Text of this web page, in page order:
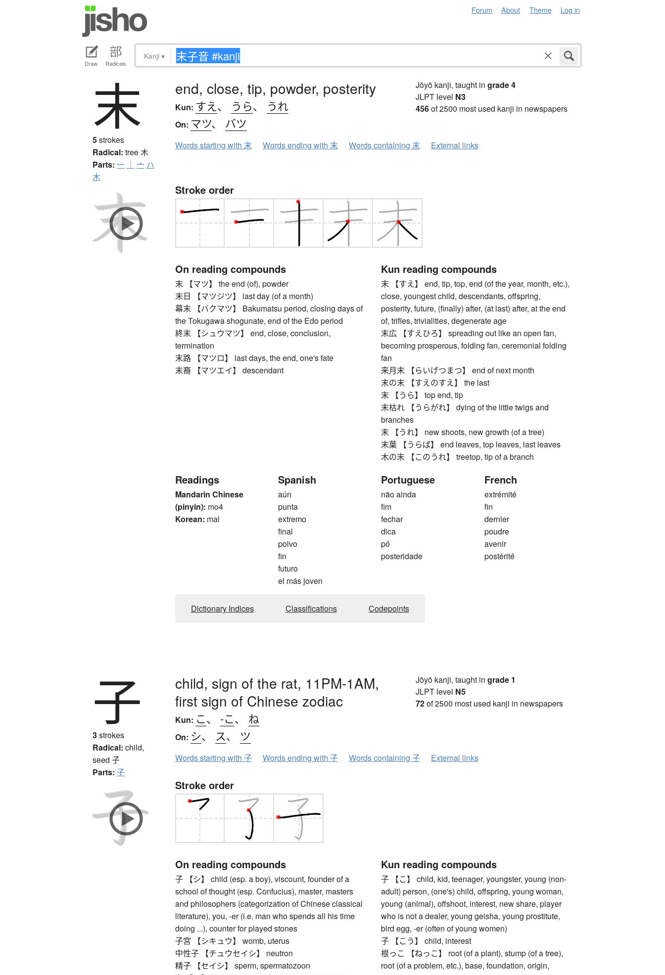
Forum About Theme Log in
Draw Radicals
Kanji ▾
末
5strokes
Radical: tree木
Parts: 一 ｜ 亠 ハ
木
end, close, tip, powder, posterity
Kun: すえ 、 うら、 うれ
On: マツ、 バツ
Jōyō kanji, taught in grade 4
JLPT level N3
456of 2500 most used kanji in newspapers
Words starting with 末 Words ending with 末 Words containing 末 External links
Stroke order
On reading compounds
末 【マツ】 the end (of), powder
末日 【マツジツ】 last day (of a month)
幕末 【バクマツ】 Bakumatsu period, closing days of
the Tokugawa shogunate, end of the Edo period
終末 【シュウマツ】 end, close, conclusion,
termination
末路 【マツロ】 last days, the end, one's fate
末裔 【マツエイ】 descendant
Kun reading compounds
末 【すえ】 end, tip, top, end (of the year, month, etc.),
close, youngest child, descendants, offspring,
posterity, future, (finally) after, (at last) after, at the end
of, trifles, trivialities, degenerate age
末広 【すえひろ】 spreading out like an open fan,
becoming prosperous, folding fan, ceremonial folding
fan
来月末 【らいげつまつ】 end of next month
末の末 【すえのすえ】 the last
末 【うら】 top end, tip
末枯れ 【うらがれ】 dying of the little twigs and
branches
末 【うれ】 new shoots, new growth (of a tree)
末葉 【うらば】 end leaves, top leaves, last leaves
木の末 【このうれ】 treetop, tip of a branch
Readings
Mandarin Chinese
(pinyin): mo4
Korean: mal
Spanish
aún
punta
extremo
final
polvo
fin
futuro
el más joven
Portuguese
não ainda
fim
fechar
dica
pó
posteridade
French
extrémité
fin
dernier
poudre
avenir
postérité
Dictionary Indices Classifications Codepoints
子
3strokes
Radical: child,
seed 子
Parts: 子
child, sign of the rat, 11PM-1AM,
first sign of Chinese zodiac
Kun: こ、 -こ、 ね
On: シ、 ス、 ツ
Jōyō kanji, taught in grade 1
JLPT level N5
72of 2500 most used kanji in newspapers
Words starting with 子 Words ending with 子 Words containing 子 External links
Stroke order
On reading compounds
子 【シ】 child (esp. a boy), viscount, founder of a
school of thought (esp. Confucius), master, masters
and philosophers (categorization of Chinese classical
literature), you, -er (i.e. man who spends all his time
doing ...), counter for played stones
子宮 【シキュウ】 womb, uterus
中性子 【チュウセイシ】 neutron
精子 【セイシ】 sperm, spermatozoon
Kun reading compounds
子 【こ】 child, kid, teenager, youngster, young (non-
adult) person, (one's) child, offspring, young woman,
young (animal), offshoot, interest, new share, player
who is not a dealer, young geisha, young prostitute,
bird egg, -er (often of young women)
子 【こう】 child, interest
根っこ 【ねっこ】 root (of a plant), stump (of a tree),
root (of a problem, etc.), base, foundation, origin,